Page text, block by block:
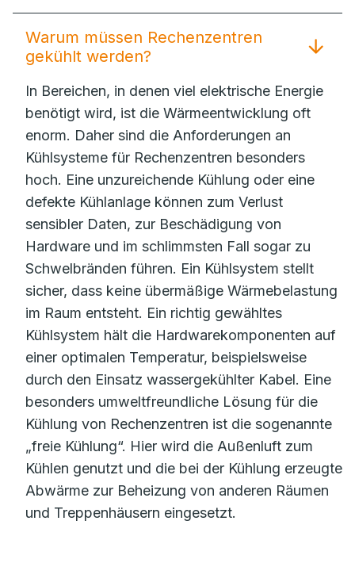
Warum müssen Rechenzentren
gekühlt werden?
In Bereichen, in denen viel elektrische Energie
benötigt wird, ist die Wärmeentwicklung oft
enorm. Daher sind die Anforderungen an
Kühlsysteme für Rechenzentren besonders
hoch. Eine unzureichende Kühlung oder eine
defekte Kühlanlage können zum Verlust
sensibler Daten, zur Beschädigung von
Hardware und im schlimmsten Fall sogar zu
Schwelbränden führen. Ein Kühlsystem stellt
sicher, dass keine übermäßige Wärmebelastung
im Raum entsteht. Ein richtig gewähltes
Kühlsystem hält die Hardwarekomponenten auf
einer optimalen Temperatur, beispielsweise
durch den Einsatz wassergekühlter Kabel. Eine
besonders umweltfreundliche Lösung für die
Kühlung von Rechenzentren ist die sogenannte
„freie Kühlung“. Hier wird die Außenluft zum
Kühlen genutzt und die bei der Kühlung erzeugte
Abwärme zur Beheizung von anderen Räumen
und Treppenhäusern eingesetzt.